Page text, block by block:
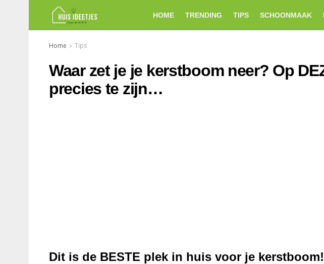
HOME TRENDING TIPS SCHOONMAAK
Home Tips
Waar zet je je kerstboom neer? Op
precies te zijn…
Dit is de BESTE plek in huis voor je kerstboom!